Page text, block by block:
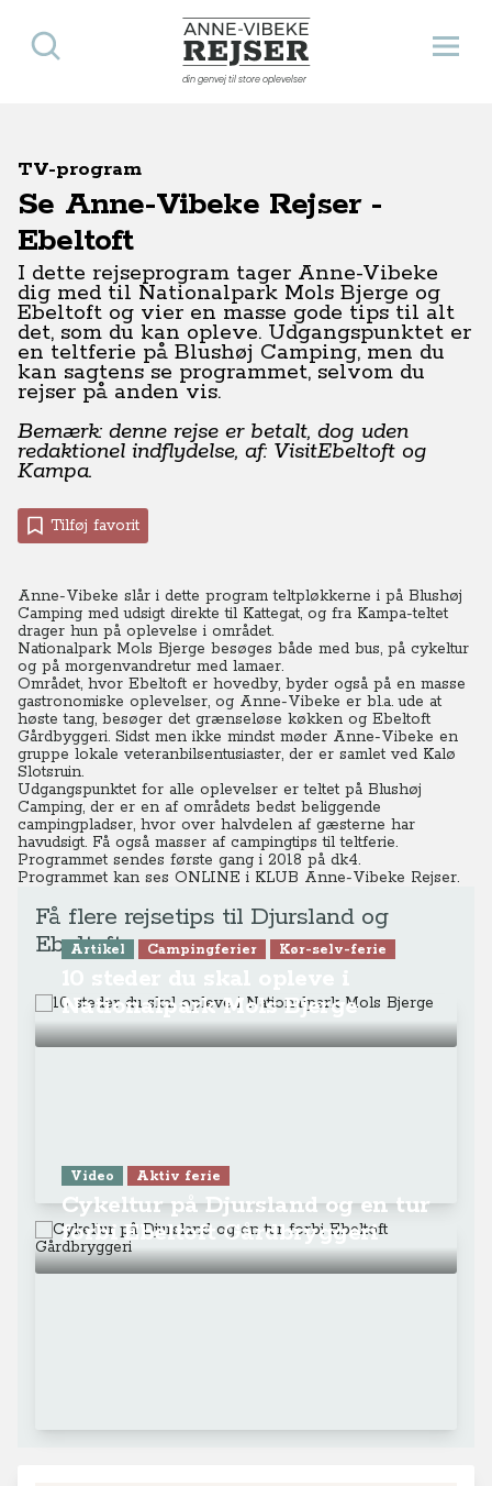
Anne-Vibeke Rejser
din genvej til store oplevelser
Åbn
Søg
TV-program
Se Anne-Vibeke Rejser -
Ebeltoft
I dette rejseprogram tager Anne-Vibeke
dig med til Nationalpark Mols Bjerge og
Ebeltoft og vier en masse gode tips til alt
det, som du kan opleve. Udgangspunktet er
en teltferie på Blushøj Camping, men du
kan sagtens se programmet, selvom du
rejser på anden vis.
Bemærk: denne rejse er betalt, dog uden
redaktionel indflydelse, af: VisitEbeltoft og
Kampa.
Tilføj favorit
Anne-Vibeke slår i dette program teltpløkkerne i på Blushøj
Camping med udsigt direkte til Kattegat, og fra Kampa-teltet
drager hun på oplevelse i området.
Nationalpark Mols Bjerge besøges både med bus, på cykeltur
og på morgenvandretur med lamaer.
Området, hvor Ebeltoft er hovedby, byder også på en masse
gastronomiske oplevelser, og Anne-Vibeke er bl.a. ude at
høste tang, besøger det grænseløse køkken og Ebeltoft
Gårdbyggeri. Sidst men ikke mindst møder Anne-Vibeke en
gruppe lokale veteranbilsentusiaster, der er samlet ved Kalø
Slotsruin.
Udgangspunktet for alle oplevelser er teltet på Blushøj
Camping, der er en af områdets bedst beliggende
campingpladser, hvor over halvdelen af gæsterne har
havudsigt. Få også masser af campingtips til teltferie.
Programmet sendes første gang i 2018 på dk4.
Programmet kan ses ONLINEi KLUB Anne-Vibeke Rejser.
Få flere rejsetips til Djursland og
Ebeltoft
Artikel Campingferier Kør-selv-ferie
Nationalpark Mols Bjerge
Video Aktiv ferie
Cykeltur på Djursland og en tur
forbi Ebeltoft Gårdbryggeri